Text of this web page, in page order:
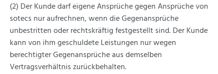
(2) Der Kunde darf eigene Ansprüche gegen Ansprüche von
sotecs nur aufrechnen, wenn die Gegenansprüche
unbestritten oder rechtskräftig festgestellt sind. Der Kunde
kann von ihm geschuldete Leistungen nur wegen
berechtigter Gegenansprüche aus demselben
Vertragsverhältnis zurückbehalten.